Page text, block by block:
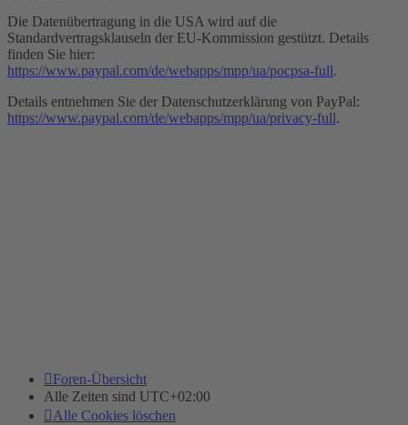
Die Datenübertragung in die USA wird auf die
Standardvertragsklauseln der EU-Kommission gestützt. Details
finden Sie hier:
https://www.paypal.com/de/webapps/mpp/ua/pocpsa-full.
Details entnehmen Sie der Datenschutzerklärung von PayPal:
https://www.paypal.com/de/webapps/mpp/ua/privacy-full.
Foren-Übersicht
Alle Zeiten sind UTC+02:00
Alle Cookies löschen